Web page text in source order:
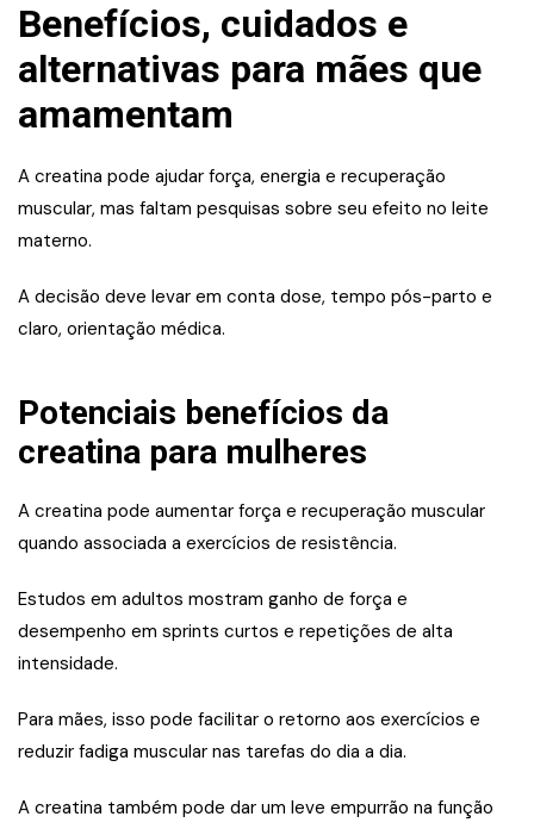
Benefícios, cuidados e
alternativas para mães que
amamentam
A creatina pode ajudar força, energia e recuperação
muscular, mas faltam pesquisas sobre seu efeito no leite
materno.
A decisão deve levar em conta dose, tempo pós-parto e
claro, orientação médica.
Potenciais benefícios da
creatina para mulheres
A creatina pode aumentar força e recuperação muscular
quando associada a exercícios de resistência.
Estudos em adultos mostram ganho de força e
desempenho em sprints curtos e repetições de alta
intensidade.
Para mães, isso pode facilitar o retorno aos exercícios e
reduzir fadiga muscular nas tarefas do dia a dia.
A creatina também pode dar um leve empurrão na função